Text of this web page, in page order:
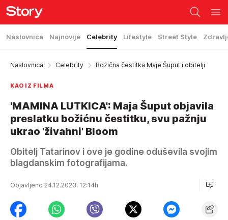
Naslovnica Najnovije Celebrity Lifestyle Street Style
Naslovnica Celebrity Božična čestitka Maje Šuput i obitelji
KAO IZ FILMA
'MAMINA LUTKICA': Maja Šuput objavila
preslatku božićnu čestitku, svu pažnju
ukrao 'živahni' Bloom
Obitelj Tatarinov i ove je godine oduševila svojim
blagdanskim fotografijama.
Objavljeno 24.12.2023. 12:14h